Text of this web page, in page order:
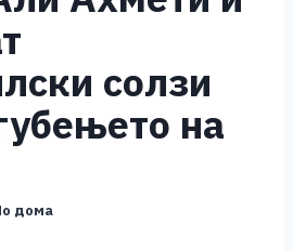
солзи
на
дома